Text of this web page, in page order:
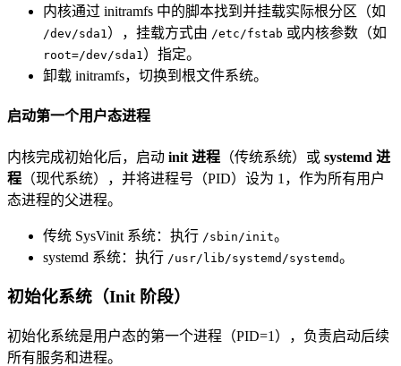
内核通过 initramfs 中的脚本找到并挂载实际根分区（如
/dev/sda1 ），挂载方式由 /etc/fstab 或内核参数（如
root=/dev/sda1 ）指定。
卸载 initramfs，切换到根文件系统。
启动第一个用户态进程
内核完成初始化后，启动 init 进程 （传统系统）或 systemd 进
程 （现代系统），并将进程号（PID）设为 1，作为所有用户
态进程的父进程。
传统 SysVinit 系统：执行 /sbin/init。
systemd 系统：执行 /usr/lib/systemd/systemd。
初始化系统（Init 阶段）
初始化系统是用户态的第一个进程（PID=1），负责启动后续
所有服务和进程。